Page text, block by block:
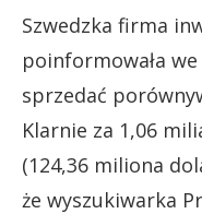
Szwedzka firma
poinformowała
sprzedać
Klarnie za 1,06
(124,36 miliona
że wyszukiwarka